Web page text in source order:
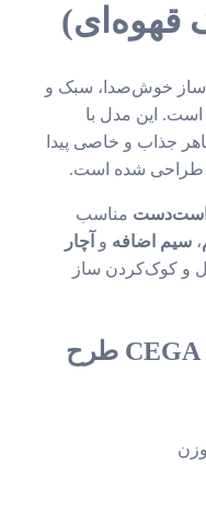
خوش‌صدا، سبک و
این مدل با
جذاب و خاصی پیدا
شده است.
مناسب
اضافهوآچار
و کوک‌کردن ساز
مشخصات چنگ رومی سگا CEGA طرح